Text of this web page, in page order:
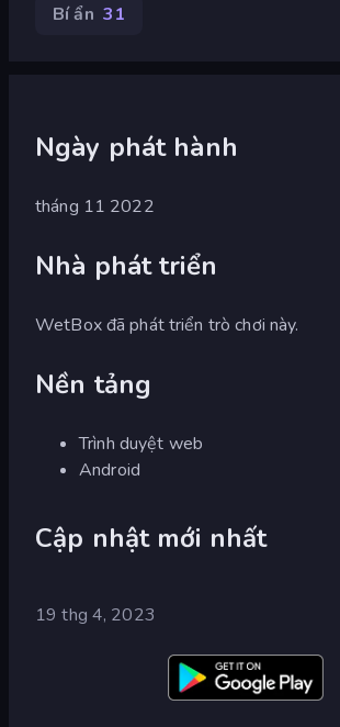
Bí ẩn 31
Ngày phát hành
tháng 11 2022
Nhà phát triển
WetBox đã phát triển trò chơi này.
Nền tảng
Trình duyệt web
Android
Cập nhật mới nhất
19 thg 4, 2023